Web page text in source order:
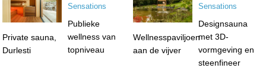
Private sauna,
Durlesti
Publieke
wellness van
topniveau
Wellnesspaviljoen
aan de vijver
Designsauna
met 3D-
vormgeving en
steenfineer